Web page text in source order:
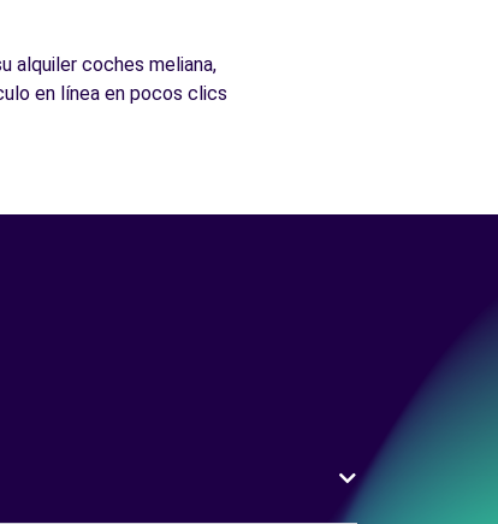
alquiler coches meliana,
en línea en pocos clics